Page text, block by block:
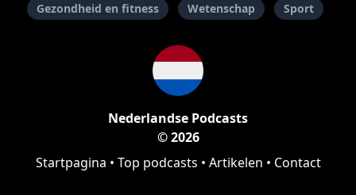
Gezondheid en fitness
Wetenschap Sport
Nederlandse Podcasts
© 2026
Startpagina • Top podcasts • Artikelen • Contact